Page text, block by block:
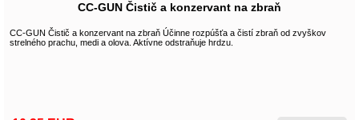
CC-GUN Čistič a konzervant na zbraň
CC-GUN Čistič a konzervant na zbraň Účinne rozpúšťa a čistí zbraň od zvyškov
strelného prachu, medi a olova. Aktívne odstraňuje hrdzu.